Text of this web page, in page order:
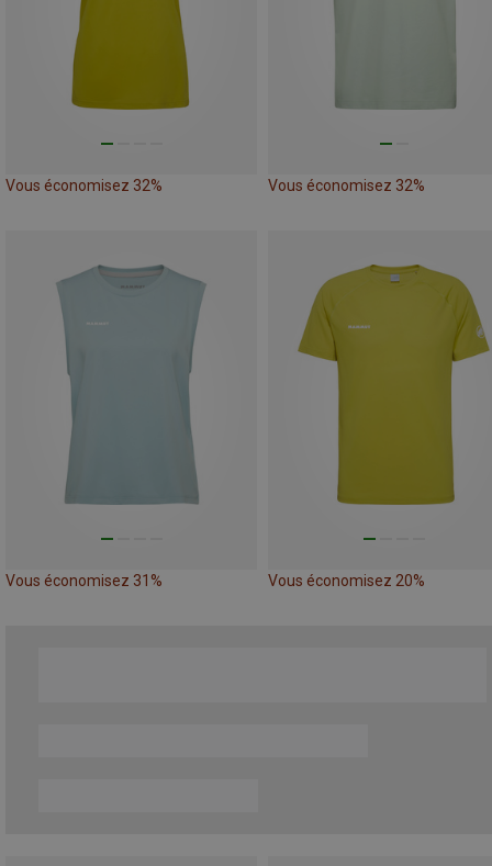
Vous économisez 32% Vous économisez 32%
Vous économisez 31% Vous économisez 20%